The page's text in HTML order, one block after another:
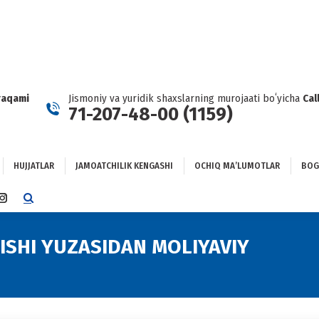
Jismoniy va yuridik shaxslarning murojaati boʻyicha
71-207-48-00 (1159)
HUJJATLAR JAMOATCHILIK KENGASHI OCHIQ MAʼLUMOTLAR
INSTAGRAM
IN
YUZASIDAN MOLIYAVIY